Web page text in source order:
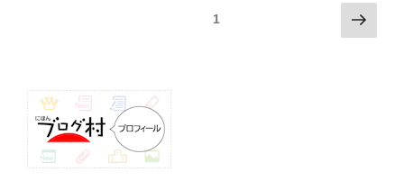
ビ
ゲ
ー
シ
1
次
の